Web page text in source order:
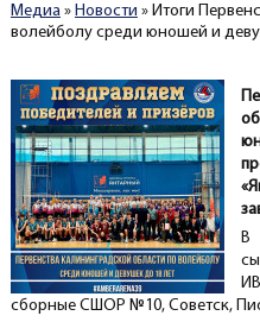
Вы здесь
Медиа» Новости » Итоги
волейболу среди юношей и
В
сборные СШОР №10, Советск,